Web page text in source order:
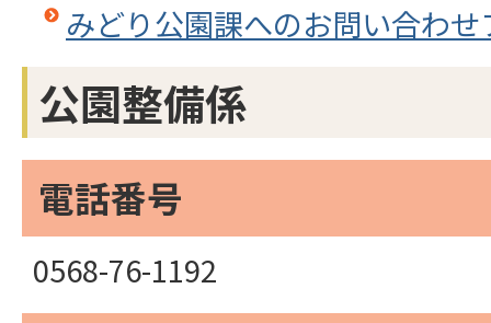
みどり公園課へのお問い合わせ
公園整備係
電話番号
0568-76-1192